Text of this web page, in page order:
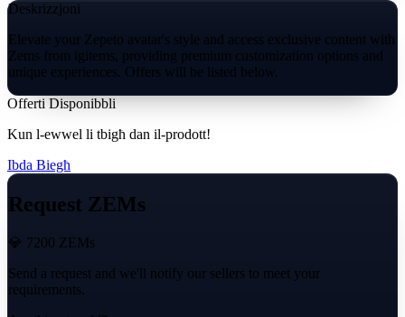
Deskrizzjoni
Elevate your Zepeto avatar's style and access exclusive content with
Zems from igitems, providing premium customization options and
unique experiences. Offers will be listed below.
Offerti Disponibbli
Kun l-ewwel li tbigħ dan il-prodott!
Ibda Biegħ
Request ZEMs
💎 7200 ZEMs
Send a request and we'll notify our sellers to meet your
requirements.